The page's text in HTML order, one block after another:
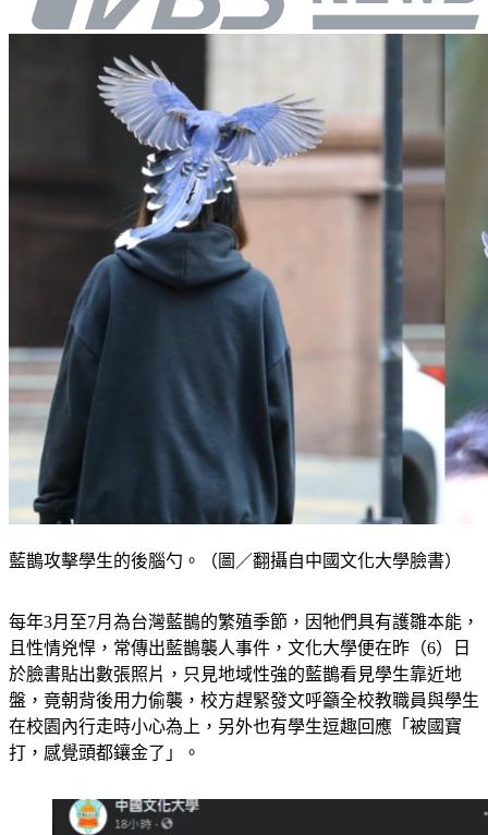
藍鵲攻擊學生的後腦勺。（圖／翻攝自中國文化大學臉書）
每年3月至7月​為台灣藍鵲的​​​​​​繁殖季節，因牠們具有護雛本能，
且性情兇悍，常傳出藍鵲襲人事件，文化大學便在昨（6）日
於臉書貼出數張照片，只見地域性強的藍鵲看見學生靠近地
盤，竟朝背後用力偷襲，校方趕緊發文呼籲全校教職員與學生
在校園內行走時小心為上，另外也有學生逗趣回應「被國寶
打，感覺頭都鑲金了」。